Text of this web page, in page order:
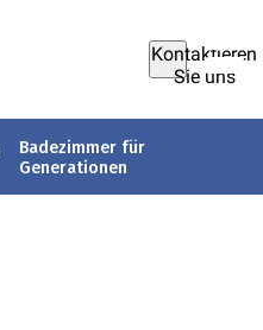
Kontaktieren
Sie uns
Badezimmer für
Generationen